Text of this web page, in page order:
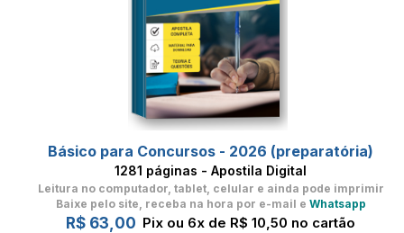
Básico para Concursos - 2026 (preparatória)
1281 páginas - Apostila Digital
Leitura no computador, tablet, celular e ainda pode imprimir
Baixe pelo site, receba na hora por e-mail e Whatsapp
R$ 63,00 Pix ou 6x de R$ 10,50 no cartão